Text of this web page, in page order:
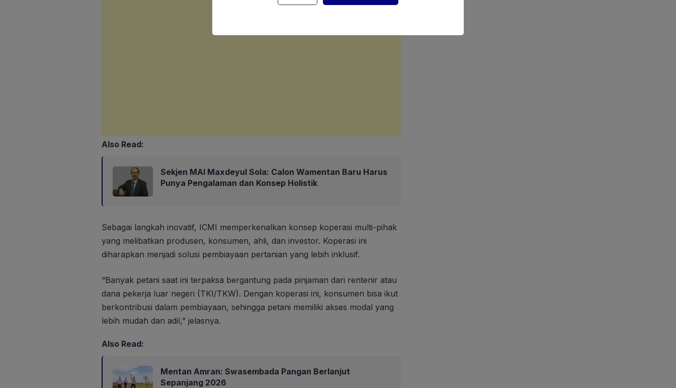
Also Read:
Sekjen MAI Maxdeyul Sola: Calon Wamentan Baru Harus
Punya Pengalaman dan Konsep Holistik
Sebagai langkah inovatif, ICMI memperkenalkan konsep koperasi multi-pihak
yang melibatkan produsen, konsumen, ahli, dan investor. Koperasi ini
diharapkan menjadi solusi pembiayaan pertanian yang lebih inklusif.
“Banyak petani saat ini terpaksa bergantung pada pinjaman dari rentenir atau
dana pekerja luar negeri (TKI/TKW). Dengan koperasi ini, konsumen bisa ikut
berkontribusi dalam pembiayaan, sehingga petani memiliki akses modal yang
lebih mudah dan adil,” jelasnya.
Also Read:
Mentan Amran: Swasembada Pangan Berlanjut
Sepanjang 2026